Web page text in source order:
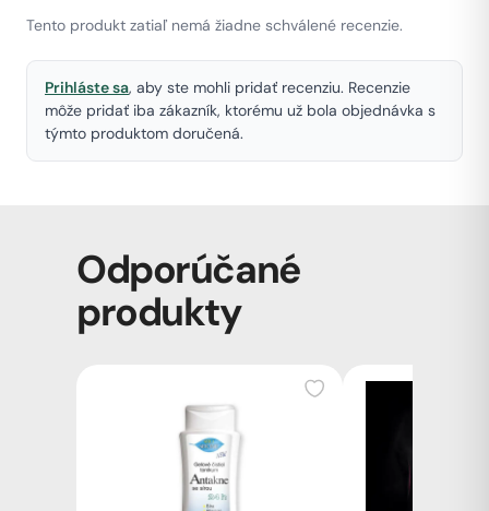
Tento produkt zatiaľ nemá žiadne schválené recenzie.
Prihláste sa, aby ste mohli pridať recenziu. Recenzie
môže pridať iba zákazník, ktorému už bola objednávka s
týmto produktom doručená.
Odporúčané
produkty